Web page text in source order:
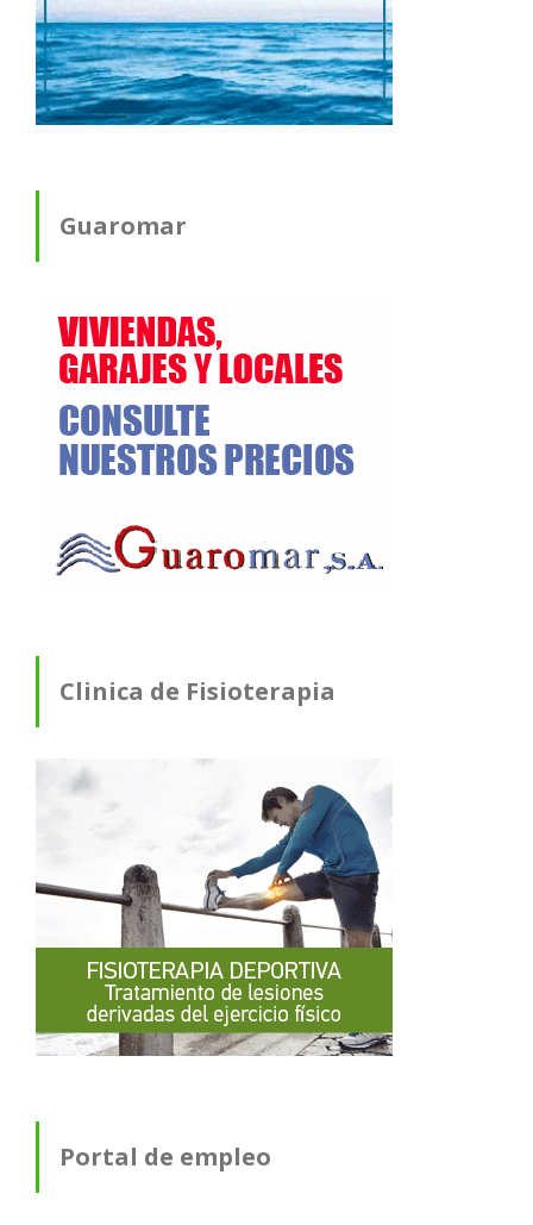
Guaromar
Clinica de Fisioterapia
Portal de empleo